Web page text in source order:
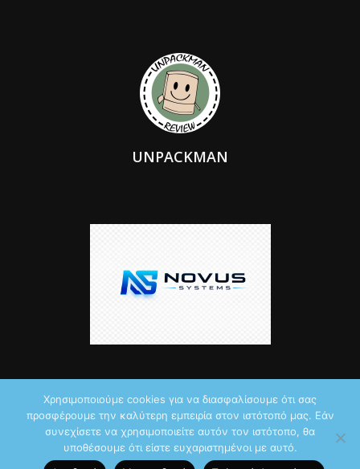
UNPACKMAN
© 2026 by iTechNews.gr
Maddoctor dreamed it, Unpackman made it reality,Novus Systems
Χρησιμοποιούμε cookies για να διασφαλίσουμε ότι σας
προσφέρουμε την καλύτερη εμπειρία στον ιστότοπό μας. Εάν
συνεχίσετε να χρησιμοποιείτε αυτόν τον ιστότοπο, θα
υποθέσουμε ότι είστε ευχαριστημένοι με αυτό.